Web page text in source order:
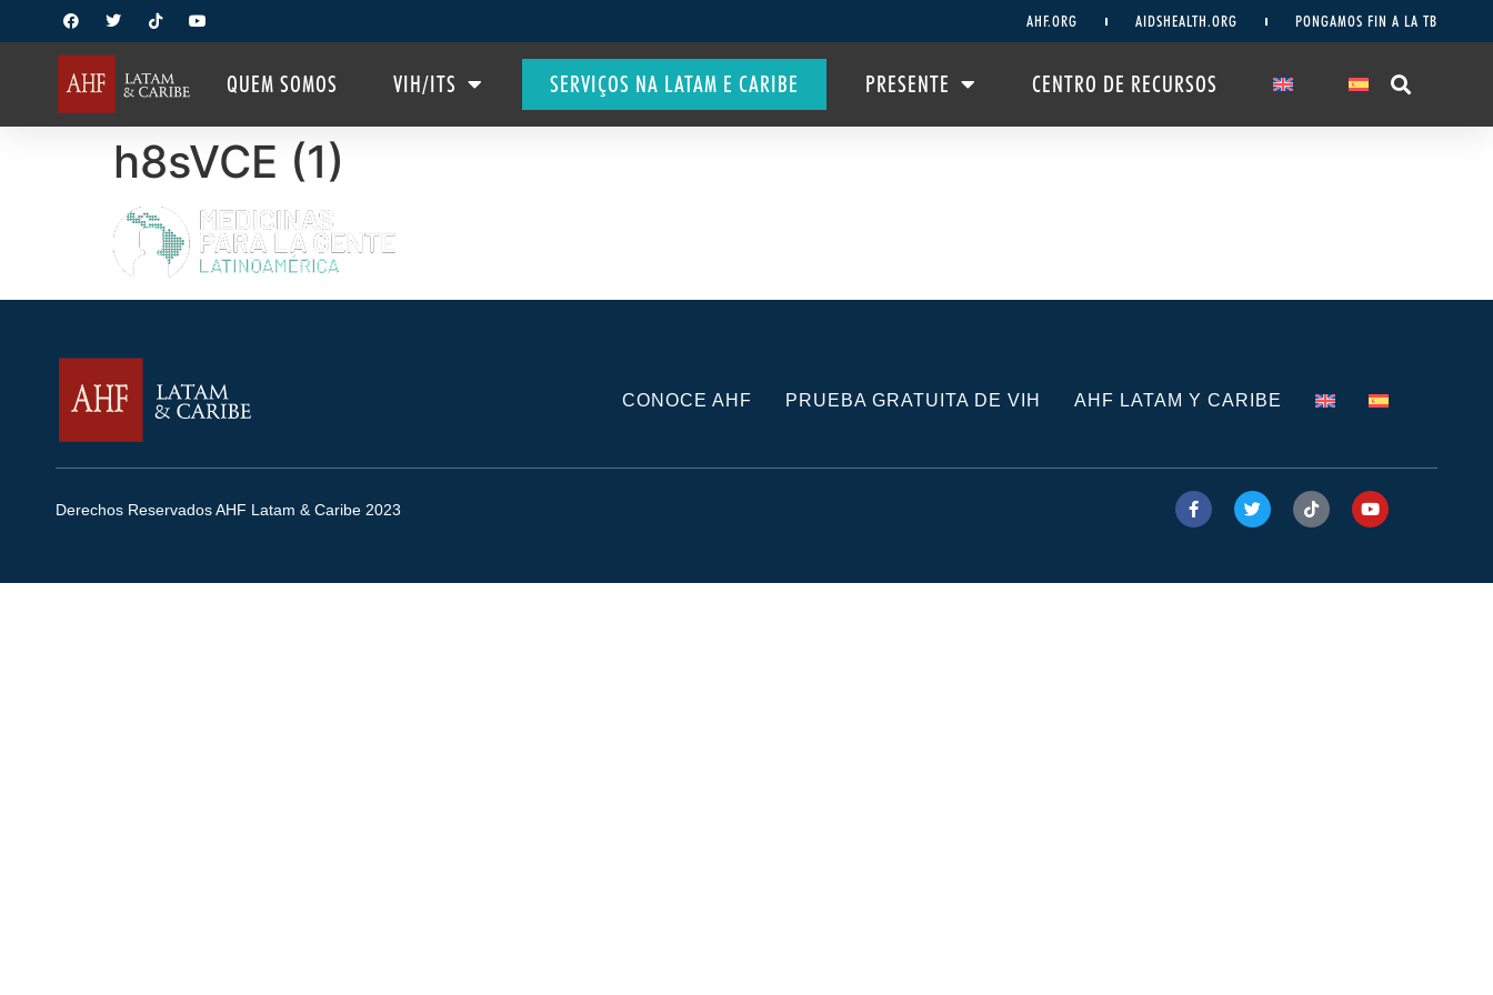
AHF.ORG AIDSHEALTH.ORG PONGAMOS FIN A LA TB
QUEM SOMOS VIH/ITS SERVIÇOS NA LATAM E CARIBE PRESENTE CENTRO DE RECURSOS
h8sVCE (1)
CONOCE AHF PRUEBA GRATUITA DE VIH AHF LATAM Y CARIBE
Derechos Reservados AHF Latam & Caribe 2023